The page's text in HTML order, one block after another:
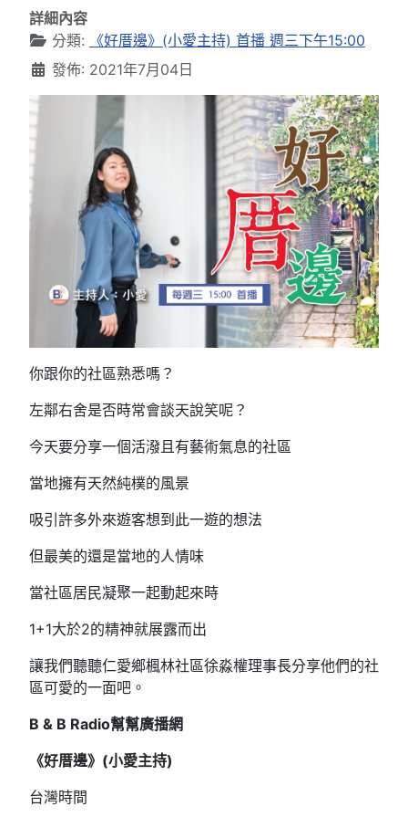
詳細內容
分類:
《好厝邊》(小愛主持) 首播 週三下午15:00
發佈: 2021年7月04日
你跟你的社區熟悉嗎？
左鄰右舍是否時常會談天說笑呢？
今天要分享一個活潑且有藝術氣息的社區
當地擁有天然純樸的風景
吸引許多外來遊客想到此一遊的想法
但最美的還是當地的人情味
當社區居民凝聚一起動起來時
1+1大於2的精神就展露而出
讓我們聽聽仁愛鄉楓林社區徐淼權理事長分享他們的社
區可愛的一面吧。
B & B Radio幫幫廣播網
《好厝邊》(小愛主持)
台灣時間